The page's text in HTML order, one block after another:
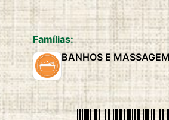
Famílias:
BANHOS E